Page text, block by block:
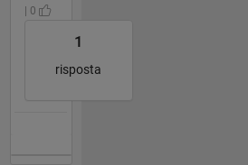
| 0
1
risposta